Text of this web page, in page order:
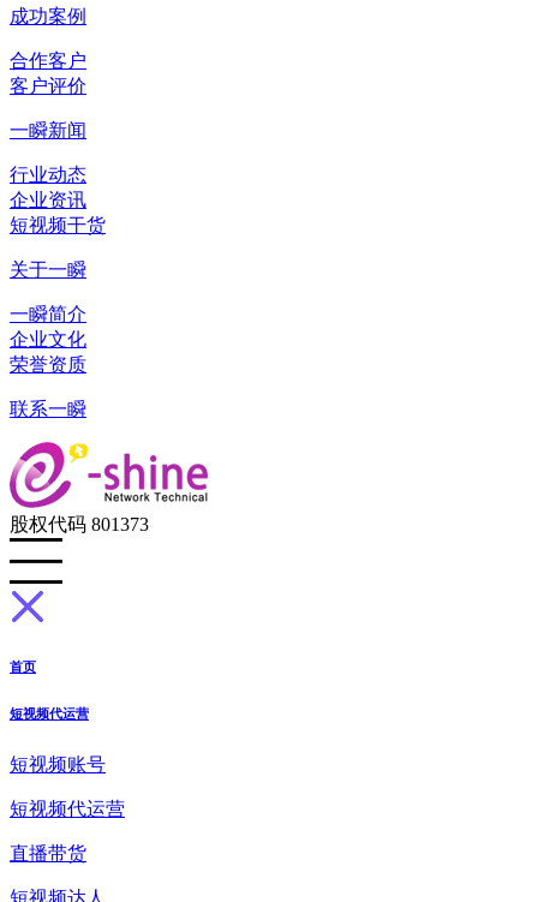
成功案例
合作客户
客户评价
一瞬新闻
行业动态
企业资讯
短视频干货
关于一瞬
一瞬简介
企业文化
荣誉资质
联系一瞬
股权代码 801373
首页
短视频代运营
短视频账号
短视频代运营
直播带货
短视频达人